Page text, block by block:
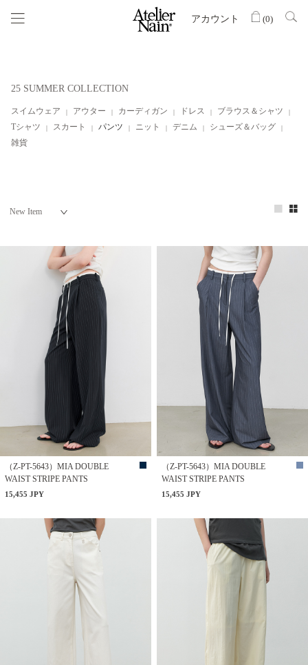
アカウント (0)
25 SUMMER COLLECTION
スイムウェア アウター カーディガン ドレス
ブラウス＆シャツ
Tシャツ
スカート パンツ ニット デニム
シューズ＆バッグ
雑貨
（Z-PT-5643）MIA DOUBLE
WAIST STRIPE PANTS
15,455 JPY
（Z-PT-5643）MIA DOUBLE
WAIST STRIPE PANTS
15,455 JPY